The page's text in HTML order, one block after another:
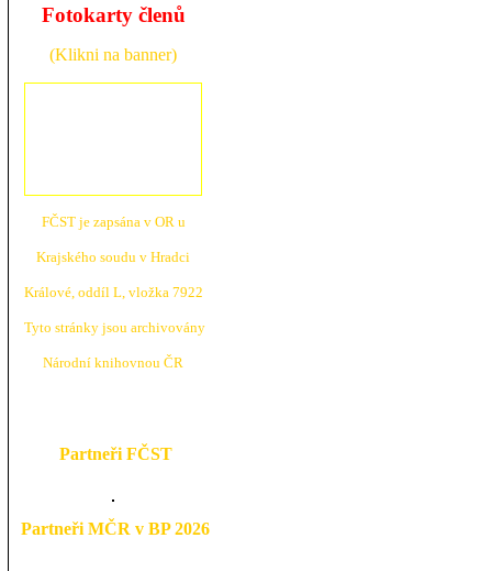
Fotokarty členů
(Klikni na banner)
FČST je zapsána v OR u
Krajského soudu v Hradci
Králové, oddíl L, vložka 7922
Tyto stránky jsou archivovány
Národní knihovnou ČR
Partneři FČST
Partneři MČR v BP 2026